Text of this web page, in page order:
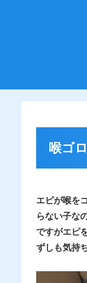
喉ゴ
エピが喉を
らない子な
ですがエピ
ずしも気持